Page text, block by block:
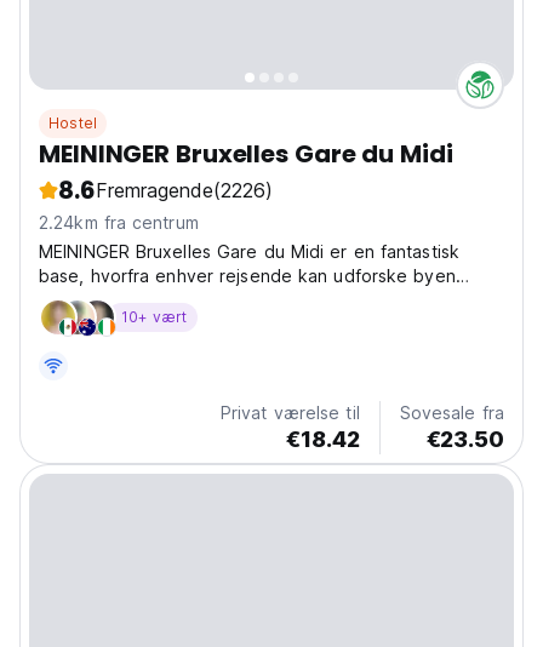
Hostel
MEININGER Bruxelles Gare du Midi
8.6Fremragende(2226)
2.24km fra centrum
MEININGER Bruxelles Gare du Midi er en fantastisk
base, hvorfra enhver rejsende kan udforske byen
Bruxelles.
10+ vært
Privat værelse til
€18.42
Sovesale fra
€23.50